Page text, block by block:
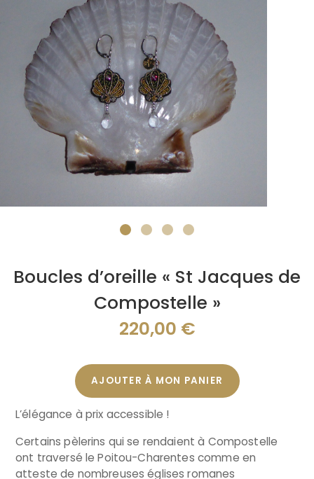
Boucles d’oreille « St Jacques de
Compostelle »
220,00 €
AJOUTER À MON PANIER
L’élégance à prix accessible !
Certains pèlerins qui se rendaient à Compostelle
ont traversé le Poitou-Charentes comme en
atteste de nombreuses églises romanes